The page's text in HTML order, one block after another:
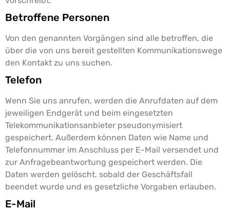
Betroffene Personen
Von den genannten Vorgängen sind alle betroffen, die
über die von uns bereit gestellten Kommunikationswege
den Kontakt zu uns suchen.
Telefon
Wenn Sie uns anrufen, werden die Anrufdaten auf dem
jeweiligen Endgerät und beim eingesetzten
Telekommunikationsanbieter pseudonymisiert
gespeichert. Außerdem können Daten wie Name und
Telefonnummer im Anschluss per E-Mail versendet und
zur Anfragebeantwortung gespeichert werden. Die
Daten werden gelöscht, sobald der Geschäftsfall
beendet wurde und es gesetzliche Vorgaben erlauben.
E-Mail